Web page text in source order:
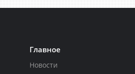
Главное
Новости